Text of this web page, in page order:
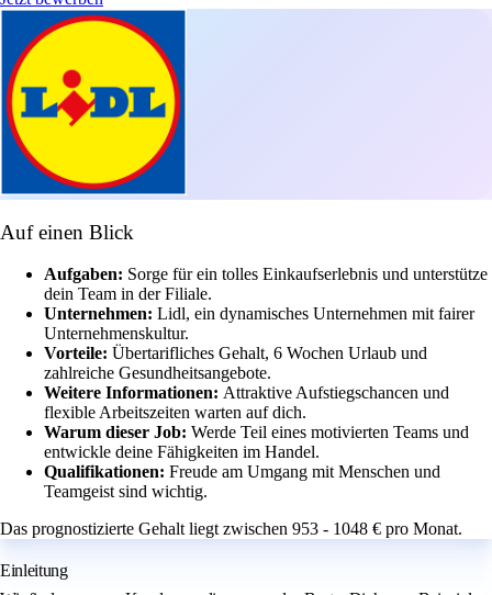
Auf einen Blick
Aufgaben: Sorge für ein tolles Einkaufserlebnis und unterstütze
dein Team in der Filiale.
Unternehmen: Lidl, ein dynamisches Unternehmen mit fairer
Unternehmenskultur.
Vorteile: Übertarifliches Gehalt, 6 Wochen Urlaub und
zahlreiche Gesundheitsangebote.
Weitere Informationen: Attraktive Aufstiegschancen und
flexible Arbeitszeiten warten auf dich.
Warum dieser Job: Werde Teil eines motivierten Teams und
entwickle deine Fähigkeiten im Handel.
Qualifikationen: Freude am Umgang mit Menschen und
Teamgeist sind wichtig.
Das prognostizierte Gehalt liegt zwischen 953 - 1048 € pro Monat.
Einleitung